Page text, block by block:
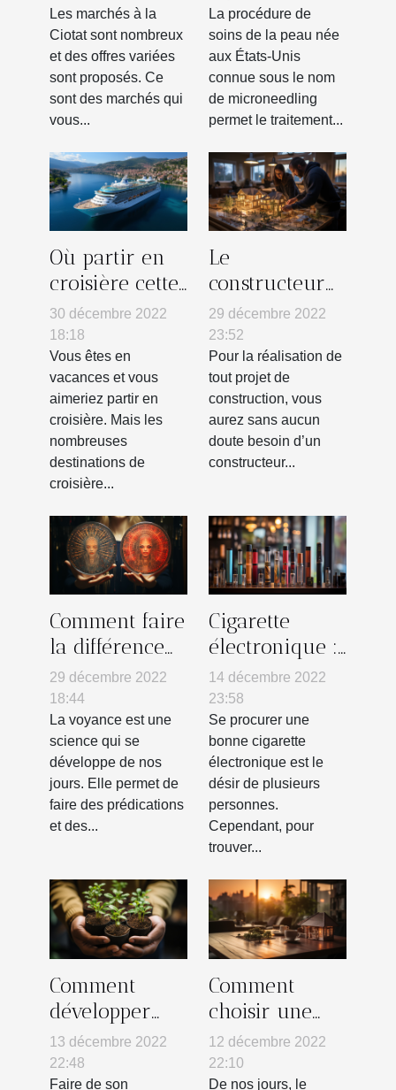
marchés
ouverts à la
Ciotat ?
Les marchés à la
Ciotat sont nombreux
et des offres variées
sont proposés. Ce
sont des marchés qui
vous...
visage
La procédure de
soins de la peau née
aux États-Unis
connue sous le nom
de microneedling
permet le traitement...
Où partir en
croisière cette
année ?
30 décembre 2022
18:18
Vous êtes en
vacances et vous
aimeriez partir en
croisière. Mais les
nombreuses
destinations de
croisière...
Le
constructeur
immobilier :
comment le
choisir ?
29 décembre 2022
23:52
Pour la réalisation de
tout projet de
construction, vous
aurez sans aucun
doute besoin d’un
constructeur...
Comment faire
la différence
entre un faux
et un vrai
voyant ?
29 décembre 2022
18:44
La voyance est une
science qui se
développe de nos
jours. Elle permet de
faire des prédications
et des...
Cigarette
électronique :
où trouver la
meilleure ?
14 décembre 2022
23:58
Se procurer une
bonne cigarette
électronique est le
désir de plusieurs
personnes.
Cependant, pour
trouver...
Comment
développer
une stratégie
RSE ?
13 décembre 2022
22:48
Faire de son
Comment
choisir une
agence
immobilière ?
12 décembre 2022
22:10
De nos jours, le